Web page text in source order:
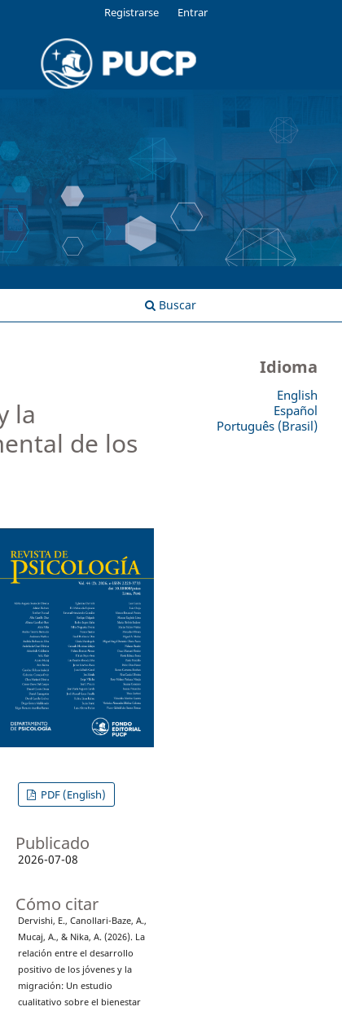
Buscar
Registrarse Entrar
la
de los
PDF (English)
Publicado
2026-07-08
Cómo citar
Dervishi, E., Canollari-Baze, A.,
Mucaj, A., & Nika, A. (2026). La
relación entre el desarrollo
positivo de los jóvenes y la
migración: Un estudio
cualitativo sobre el bienestar
Idioma
English
Español
Português (Brasil)